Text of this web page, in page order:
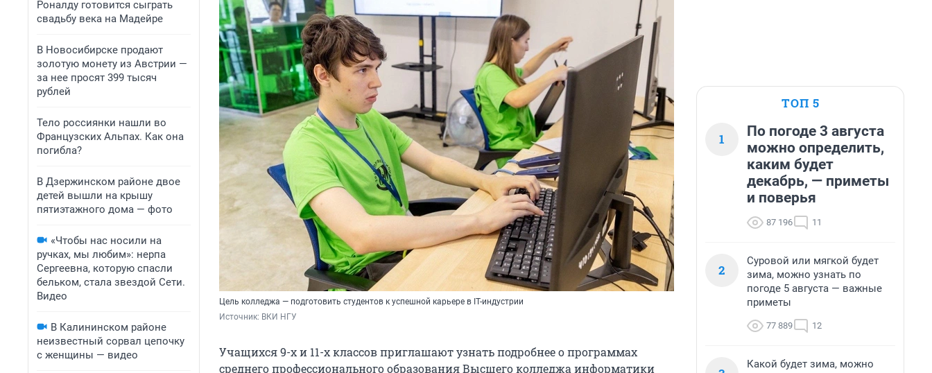
Роналду готовится сыграть
свадьбу века на Мадейре
В Новосибирске продают
золотую монету из Австрии —
за нее просят 399 тысяч
рублей
Тело россиянки нашли во
Французских Альпах. Как она
погибла?
В Дзержинском районе двое
детей вышли на крышу
пятиэтажного дома — фото
«Чтобы нас носили на
ручках, мы любим»: нерпа
Сергеевна, которую спасли
бельком, стала звездой Сети.
Видео
В Калининском районе
неизвестный сорвал цепочку
с женщины — видео
Цель колледжа — подготовить студентов к успешной карьере в IT-индустрии
Источник: ВКИ НГУ
Учащихся 9-х и 11-х классов приглашают узнать подробнее о программах
среднего профессионального образования Высшего колледжа информатики
ТОП 5
1
По погоде 3 августа
можно определить,
каким будет
декабрь, — приметы
и поверья
87 196 11
2
Суровой или мягкой будет
зима, можно узнать по
погоде 5 августа — важные
приметы
77 889 12
Какой будет зима, можно